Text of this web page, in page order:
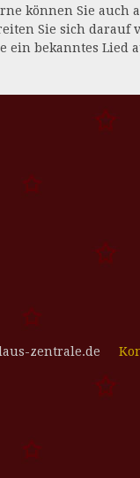
können Sie auch
Sie sich darauf
ein bekanntes Lied
zentrale.de